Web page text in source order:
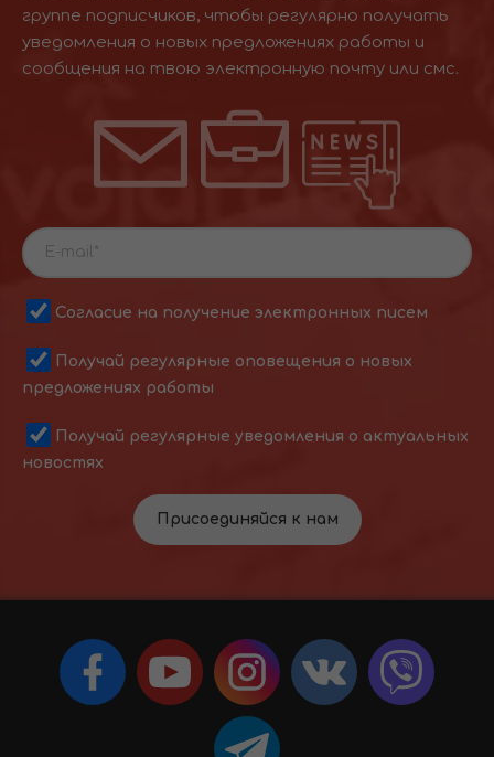
группе подписчиков, чтобы регулярно получать
уведомления о новых предложениях работы и
сообщения на твою электронную почту или смс.
Согласие на получение электронных писем
Получай регулярные оповещения о новых
предложениях работы
Получай регулярные уведомления о актуальных
новостях
Присоединяйся к нам